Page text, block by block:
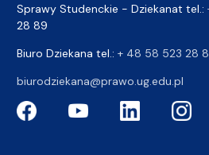
Sprawy Studenckie - Dziekanat tel.:
28 89
Biuro Dziekana tel.: + 48 58 523 28
biurodziekana@prawo.ug.edu.pl